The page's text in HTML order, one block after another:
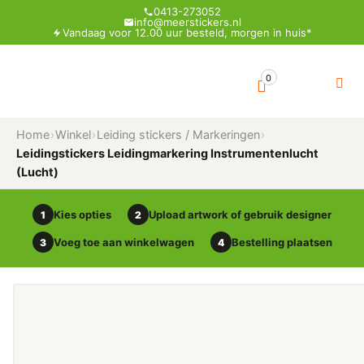
0413-273052
info@meerstickers.nl
Vandaag voor 12.00 uur besteld, morgen in huis*
0
Home›Winkel›Leiding stickers / Markeringen›
Leidingstickers Leidingmarkering Instrumentenlucht
(Lucht)
1 Kies opties 2 Upload artwork of gebruik designer
3 Voeg toe aan winkelwagen 4 Bestelling plaatsen